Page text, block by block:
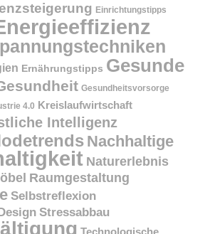
Einrichtungstipps
Ernährungstipps Gesunde
Gesundheitsvorsorge
4.0 Kreislaufwirtschaft
Intelligenz
Nachhaltige
Naturerlebnis
Raumgestaltung
Selbstreflexion
Stressabbau